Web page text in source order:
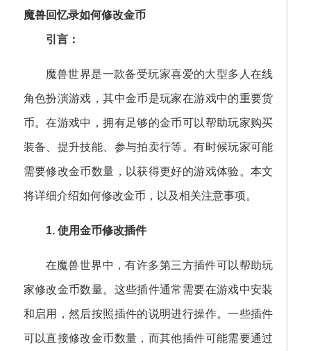
魔兽回忆录如何修改金币
引言：
魔兽世界是一款备受玩家喜爱的大型多人在线
角色扮演游戏，其中金币是玩家在游戏中的重要货
币。在游戏中，拥有足够的金币可以帮助玩家购买
装备、提升技能、参与拍卖行等。有时候玩家可能
需要修改金币数量，以获得更好的游戏体验。本文
将详细介绍如何修改金币，以及相关注意事项。
1. 使用金币修改插件
在魔兽世界中，有许多第三方插件可以帮助玩
家修改金币数量。这些插件通常需要在游戏中安装
和启用，然后按照插件的说明进行操作。一些插件
可以直接修改金币数量，而其他插件可能需要通过